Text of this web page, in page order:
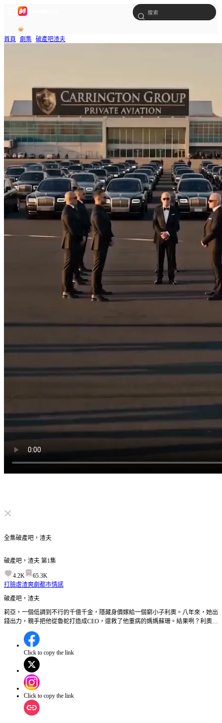
首頁 劇集 破產吧渣夫
点击取消静音
全集破產吧，渣夫
破產吧，渣夫 第1集
4.2K
65.3K
打臉虐渣爽劇 都市情感
破產吧，渣夫
莉亞，一個低調到不行的千億千金，隱藏身價嫁給一個窮小子利奧。八年來，她出
錢出力，親手把他從魯蛇打造成CEO，還救了他重病的媽媽蘇珊。結果咧？利奧卻
跟那個心機女雪莉搞在一起，整整偷吃八年。壓垮莉亞的最後一根稻草來了——雪
莉當眾毆打她跟婆婆蘇珊，而她的渣男老公利奧，居然在電話那頭跟小三甜言蜜
語，完全把她當空氣。好喔，不演了。莉亞決定不忍了，聯手她的神隊友婆婆蘇
珊，還有從小一起長大的青梅竹馬肖恩，展開一場史上最華麗的復仇計畫。但雪莉
手上似乎握有一個驚天秘密，這個秘密，足以讓莉亞從復仇者瞬間變成……階下
Click to copy the link
Click to copy the link